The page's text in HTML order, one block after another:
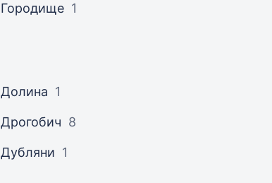
Городище 1
Долина 1
Дрогобич 8
Дубляни 1